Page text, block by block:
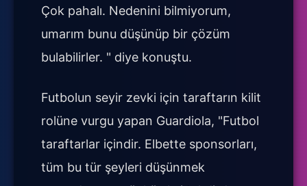
Çok pahalı. Nedenini bilmiyorum,
umarım bunu düşünüp bir çözüm
bulabilirler. " diye konuştu.
Futbolun seyir zevki için taraftarın kilit
rolüne vurgu yapan Guardiola, "Futbol
taraftarlar içindir. Elbette sponsorları,
tüm bu tür şeyleri düşünmek